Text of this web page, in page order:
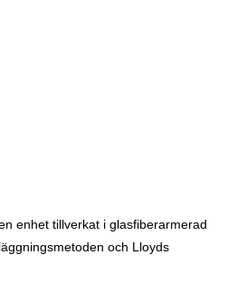
enhet tillverkat i glasfiberarmerad
och Lloyds